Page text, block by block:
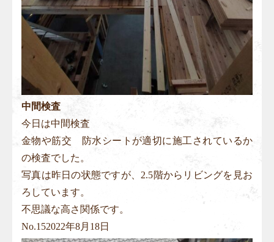
中間検査
今日は中間検査
金物や筋交 防水シートが適切に施工されているか
の検査でした。
写真は昨日の状態ですが、2.5階からリビングを見お
ろしています。
不思議な高さ関係です。
No.152022年8月18日